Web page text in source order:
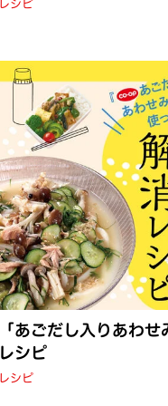
レシピ
「あごだし入りあわ
レシピ
レシピ